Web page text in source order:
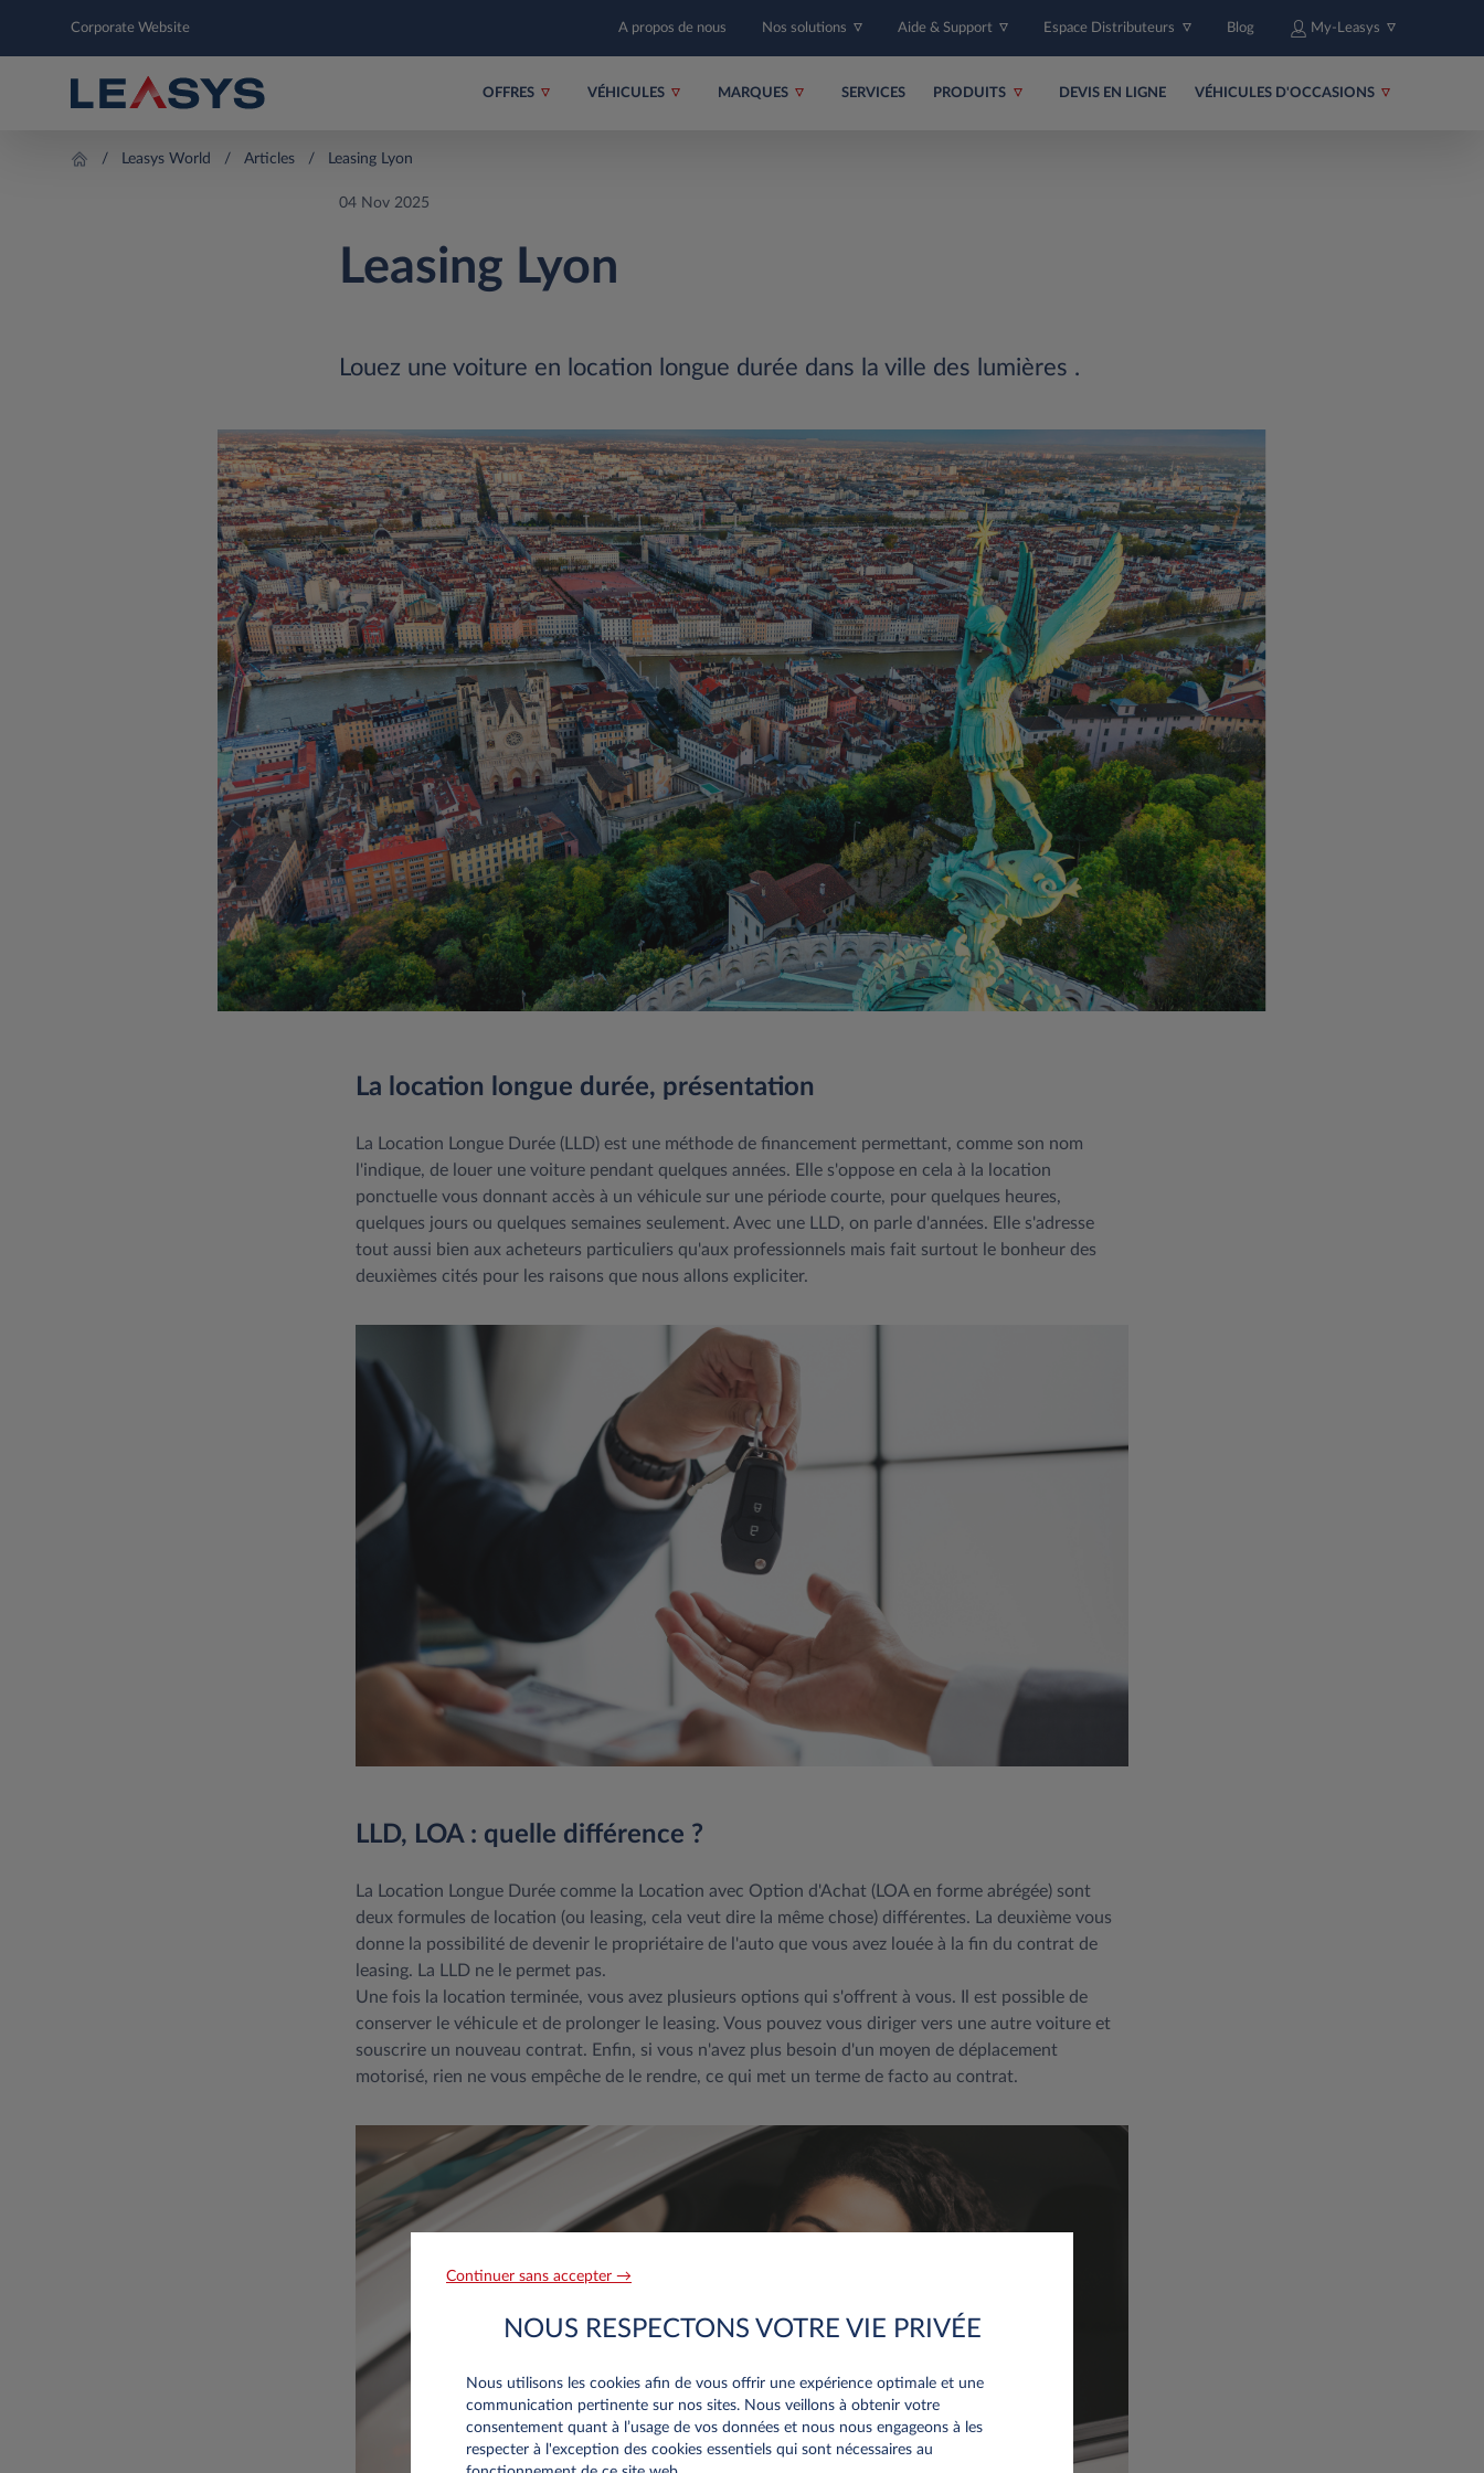
Corporate Website A propos de nous Nos solutions Aide & Support Espace Distributeurs Blog My-Leasys
OFFRES VÉHICULES MARQUES SERVICES PRODUITS DEVIS EN LIGNE VÉHICULES D'OCCASIONS
Leasys World Articles Leasing Lyon
04 Nov 2025
Leasing Lyon
Louez une voiture en location longue durée dans la ville des lumières .
La location longue durée, présentation
La Location Longue Durée (LLD) est une méthode de financement permettant, comme son nom
l'indique, de louer une voiture pendant quelques années. Elle s'oppose en cela à la location
ponctuelle vous donnant accès à un véhicule sur une période courte, pour quelques heures,
quelques jours ou quelques semaines seulement. Avec une LLD, on parle d'années. Elle s'adresse
tout aussi bien aux acheteurs particuliers qu'aux professionnels mais fait surtout le bonheur des
deuxièmes cités pour les raisons que nous allons expliciter.
LLD, LOA : quelle différence ?
La Location Longue Durée comme la Location avec Option d'Achat (LOA en forme abrégée) sont
deux formules de location (ou leasing, cela veut dire la même chose) différentes. La deuxième vous
donne la possibilité de devenir le propriétaire de l'auto que vous avez louée à la fin du contrat de
leasing. La LLD ne le permet pas.
Une fois la location terminée, vous avez plusieurs options qui s'offrent à vous. Il est possible de
conserver le véhicule et de prolonger le leasing. Vous pouvez vous diriger vers une autre voiture et
souscrire un nouveau contrat. Enfin, si vous n'avez plus besoin d'un moyen de déplacement
motorisé, rien ne vous empêche de le rendre, ce qui met un terme de facto au contrat.
Continuer sans accepter →
NOUS RESPECTONS VOTRE VIE PRIVÉE
Nous utilisons les cookies afin de vous offrir une expérience optimale et une
communication pertinente sur nos sites. Nous veillons à obtenir votre
consentement quant à l’usage de vos données et nous nous engageons à les
respecter à l'exception des cookies essentiels qui sont nécessaires au